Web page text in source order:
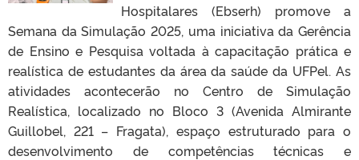
Hospitalares (Ebserh) promove a
Semana da Simulação 2025, uma iniciativa da Gerência
de Ensino e Pesquisa voltada à capacitação prática e
realística de estudantes da área da saúde da UFPel. As
atividades acontecerão no Centro de Simulação
Realística, localizado no Bloco 3 (Avenida Almirante
Guillobel, 221 – Fragata), espaço estruturado para o
desenvolvimento de competências técnicas e